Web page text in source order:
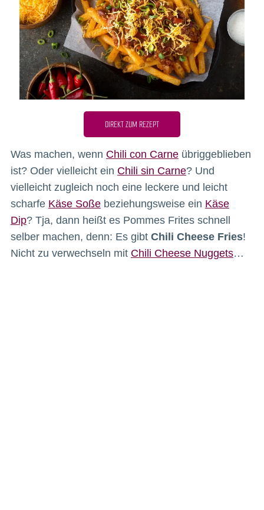
DIREKT ZUM REZEPT
Was machen, wenn Chili con Carneübriggeblieben
ist? Oder vielleicht ein Chili sin Carne? Und
vielleicht zugleich noch eine leckere und leicht
scharfe Käse Soßebeziehungsweise ein Käse
Dip? Tja, dann heißt es Pommes Frites schnell
selber machen, denn: Es gibt Chili Cheese Fries!
Nicht zu verwechseln mit Chili Cheese Nuggets…